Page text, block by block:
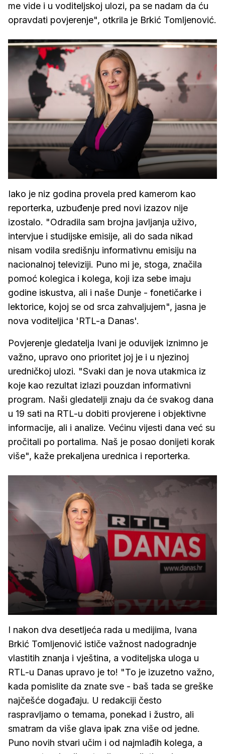
me vide i u voditeljskoj ulozi, pa se nadam da ću
opravdati povjerenje", otkrila je Brkić Tomljenović.
Iako je niz godina provela pred kamerom kao
reporterka, uzbuđenje pred novi izazov nije
izostalo. "Odradila sam brojna javljanja uživo,
intervjue i studijske emisije, ali do sada nikad
nisam vodila središnju informativnu emisiju na
nacionalnoj televiziji. Puno mi je, stoga, značila
pomoć kolegica i kolega, koji iza sebe imaju
godine iskustva, ali i naše Dunje - fonetičarke i
lektorice, kojoj se od srca zahvaljujem", jasna je
nova voditeljica 'RTL-a Danas'.
Povjerenje gledatelja Ivani je oduvijek iznimno je
važno, upravo ono prioritet joj je i u njezinoj
uredničkoj ulozi. "Svaki dan je nova utakmica iz
koje kao rezultat izlazi pouzdan informativni
program. Naši gledatelji znaju da će svakog dana
u 19 sati na RTL-u dobiti provjerene i objektivne
informacije, ali i analize. Većinu vijesti dana već su
pročitali po portalima. Naš je posao donijeti korak
više", kaže prekaljena urednica i reporterka.
I nakon dva desetljeća rada u medijima, Ivana
Brkić Tomljenović ističe važnost nadogradnje
vlastitih znanja i vještina, a voditeljska uloga u
RTL-u Danas upravo je to! "To je izuzetno važno,
kada pomislite da znate sve - baš tada se greške
najčešće događaju. U redakciji često
raspravljamo o temama, ponekad i žustro, ali
smatram da više glava ipak zna više od jedne.
Puno novih stvari učim i od najmlađih kolega, a